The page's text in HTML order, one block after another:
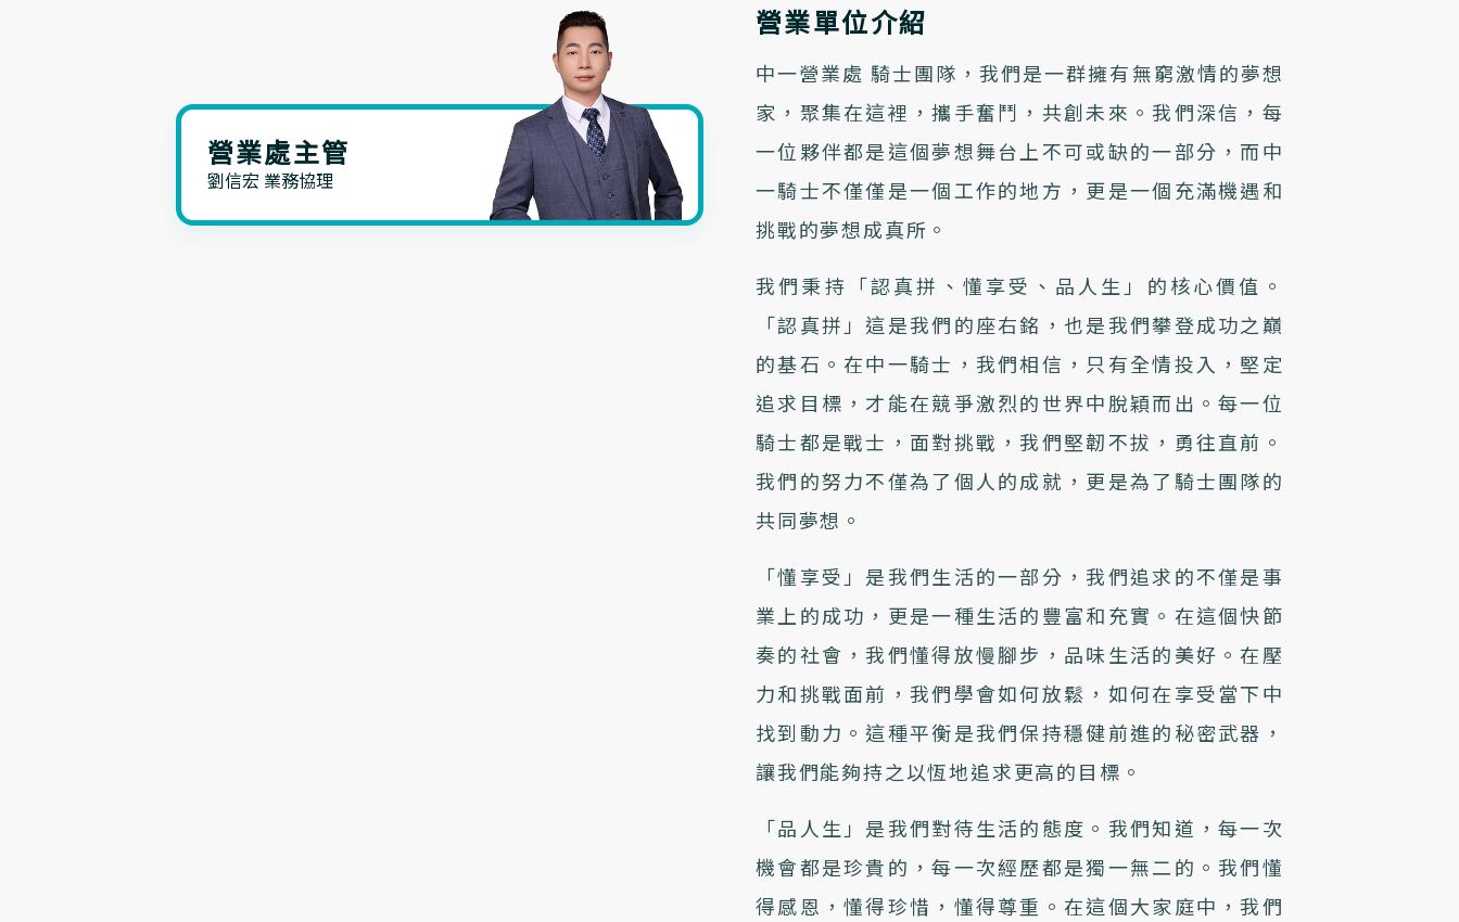
營業處主管
劉信宏 業務協理
營業單位介紹
中一營業處 騎士團隊，我們是一群擁有無窮激情的夢想
家，聚集在這裡，攜手奮鬥，共創未來。我們深信，每
一位夥伴都是這個夢想舞台上不可或缺的一部分，而中
一騎士不僅僅是一個工作的地方，更是一個充滿機遇和
挑戰的夢想成真所。
我們秉持「認真拼、懂享受、品人生」的核心價值。
「認真拼」這是我們的座右銘，也是我們攀登成功之巔
的基石。在中一騎士，我們相信，只有全情投入，堅定
追求目標，才能在競爭激烈的世界中脫穎而出。每一位
騎士都是戰士，面對挑戰，我們堅韌不拔，勇往直前。
我們的努力不僅為了個人的成就，更是為了騎士團隊的
共同夢想。
「懂享受」是我們生活的一部分，我們追求的不僅是事
業上的成功，更是一種生活的豐富和充實。在這個快節
奏的社會，我們懂得放慢腳步，品味生活的美好。在壓
力和挑戰面前，我們學會如何放鬆，如何在享受當下中
找到動力。這種平衡是我們保持穩健前進的秘密武器，
讓我們能夠持之以恆地追求更高的目標。
「品人生」是我們對待生活的態度。我們知道，每一次
機會都是珍貴的，每一次經歷都是獨一無二的。我們懂
得感恩，懂得珍惜，懂得尊重。在這個大家庭中，我們